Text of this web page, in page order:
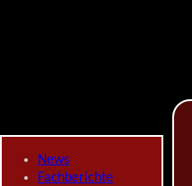
News
Fachberichte